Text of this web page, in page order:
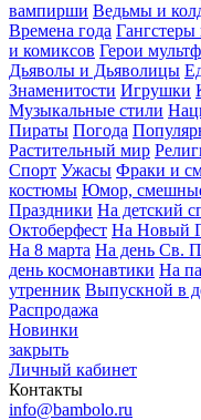
вампирши Ведьмы и
Времена года Гангстеры
и комиксов Герои
Дьяволы и Дьяволицы
Знаменитости Игрушки
Музыкальные стили
Пираты Погода
Растительный мир
Спорт Ужасы Фраки и
костюмы Юмор,
Праздники На детский
Октоберфест На Новый
На 8 марта На день Св.
день космонавтики На
утренник Выпускной в
Распродажа
Новинки
закрыть
Личный кабинет
Контакты
info@bambolo.ru